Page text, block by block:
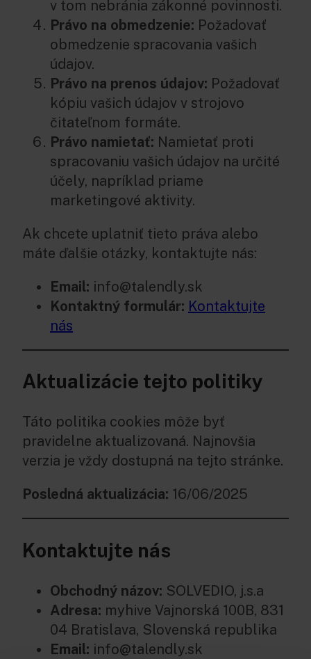
v tom nebránia zákonné povinnosti.
Právo na obmedzenie: Požadovať
obmedzenie spracovania vašich
údajov.
Právo na prenos údajov: Požadovať
kópiu vašich údajov v strojovo
čitateľnom formáte.
Právo namietať: Namietať proti
spracovaniu vašich údajov na určité
účely, napríklad priame
marketingové aktivity.
Ak chcete uplatniť tieto práva alebo
máte ďalšie otázky, kontaktujte nás:
Email: info@talendly.sk
Kontaktný formulár: Kontaktujte
nás
Aktualizácie tejto politiky
Táto politika cookies môže byť
pravidelne aktualizovaná. Najnovšia
verzia je vždy dostupná na tejto stránke.
Posledná aktualizácia: 16/06/2025
Kontaktujte nás
Obchodný názov: SOLVEDIO, j.s.a
Adresa: myhive Vajnorská 100B, 831
04 Bratislava, Slovenská republika
Email: info@talendly.sk